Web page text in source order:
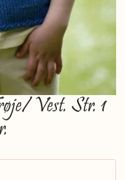
Vest. Str. 1